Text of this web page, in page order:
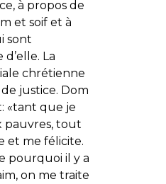
à propos de
et soif et à
sont
La
chrétienne
justice. Dom
«tant que je
pauvres, tout
et me félicite.
pourquoi il y a
on me traite